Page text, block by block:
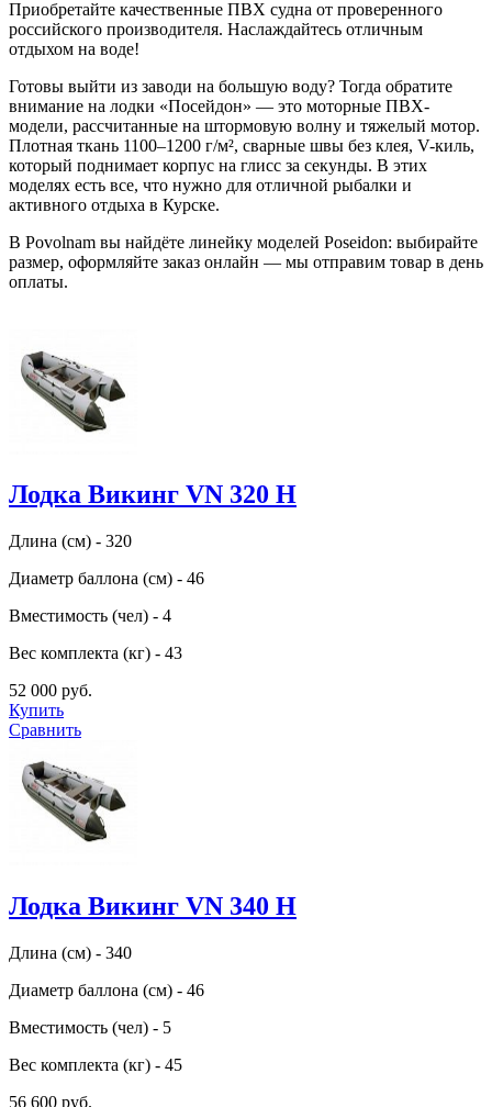
Лодка Викинг VN 320 H
Длина (см) - 320
Диаметр баллона (см) - 46
Вместимость (чел) - 4
Вес комплекта (кг) - 43
52 000 руб.
Купить
Сравнить
Лодка Викинг VN 340 H
Длина (см) - 340
Диаметр баллона (см) - 46
Вместимость (чел) - 5
Вес комплекта (кг) - 45
56 600 руб.
Готовы выйти из заводи на большую воду? Тогда обратите
внимание на лодки «Посейдон» — это моторные ПВХ-
модели, рассчитанные на штормовую волну и тяжелый мотор.
Плотная ткань 1100–1200 г/м², сварные швы без клея, V-киль,
который поднимает корпус на глисс за секунды. В этих
моделях есть все, что нужно для отличной рыбалки и
активного отдыха в Курске.
В Povolnam вы найдёте линейку моделей Poseidon: выбирайте
размер, оформляйте заказ онлайн — мы отправим товар в день
оплаты.
Приобретайте качественные ПВХ судна от проверенного
российского производителя. Наслаждайтесь отличным
отдыхом на воде!